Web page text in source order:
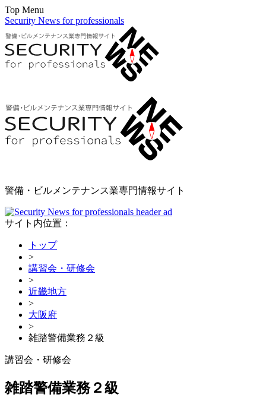
Top Menu
Security News for professionals
警備・ビルメンテナンス業専門情報サイト
サイト内位置：
トップ
>
講習会・研修会
>
近畿地方
>
大阪府
>
雑踏警備業務２級
講習会・研修会
雑踏警備業務２級